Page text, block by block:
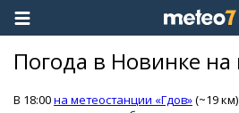
Погода в Новинке
В 18:00на метеостанции «Гдов»(~19